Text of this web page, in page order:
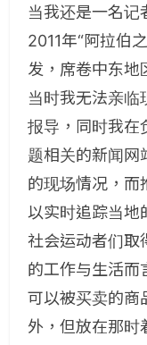
当我还是一名记
2011年“阿拉伯
发，席卷中东地
当时我无法亲临
报导，同时我在
题相关的新闻网
的现场情况，而
以实时追踪当地
社会运动者们取
的工作与生活而
可以被买卖的
外，但放在那时